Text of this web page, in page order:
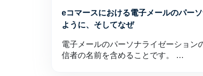
eコマースにおける電子メールのパー
ように、そしてなぜ
電子メールのパーソナライゼーション
信者の名前を含めることです。 …